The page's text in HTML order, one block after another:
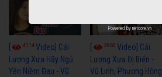
4114Video] Cải
Lương Xưa Hãy Ngủ
Yên Niềm Đau - Vũ
3965Video] Cải
Lương Xưa Đi Biển -
Vũ Linh, Phương Hồng
Powered by netcore.vn